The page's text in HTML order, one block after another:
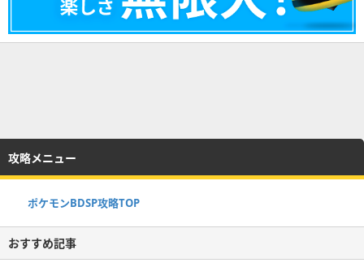
攻略メニュー
ポケモンBDSP攻略TOP
おすすめ記事